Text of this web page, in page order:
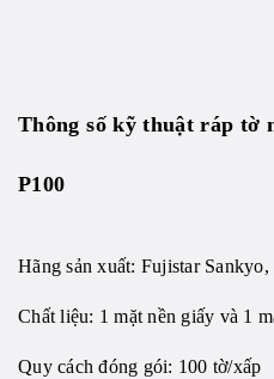
Thông số kỹ thuậtráp tờ
P100
Hãng sản xuất: Fujistar Sankyo,
Chất liệu: 1 mặt nền giấy và 1
Quy cách đóng gói: 100 tờ/xấp